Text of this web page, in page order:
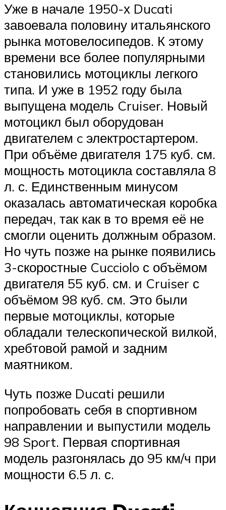
Уже в начале 1950-х Ducati
завоевала половину итальянского
рынка мотовелосипедов. К этому
времени все более популярными
становились мотоциклы легкого
типа. И уже в 1952 году была
выпущена модель Cruiser. Новый
мотоцикл был оборудован
двигателем c электростартером.
При объёме двигателя 175 куб. см.
мощность мотоцикла составляла 8
л. с. Единственным минусом
оказалась автоматическая коробка
передач, так как в то время её не
смогли оценить должным образом.
Но чуть позже на рынке появились
3-скоростные Cucciolo с объёмом
двигателя 55 куб. см. и Cruiser с
объёмом 98 куб. см. Это были
первые мотоциклы, которые
обладали телескопической вилкой,
хребтовой рамой и задним
маятником.
Чуть позже Ducati решили
попробовать себя в спортивном
направлении и выпустили модель
98 Sport. Первая спортивная
модель разгонялась до 95 км/ч при
мощности 6.5 л. с.